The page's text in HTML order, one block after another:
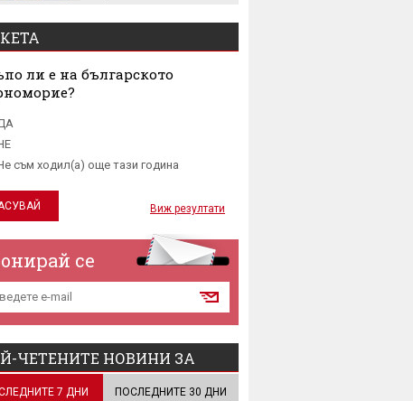
ли е на българското
съм ходил(а) още тази година
Виж резултати
се
ЧЕТЕНИТЕ НОВИНИ ЗА
7 ДНИ ПОСЛЕДНИТЕ 30 ДНИ